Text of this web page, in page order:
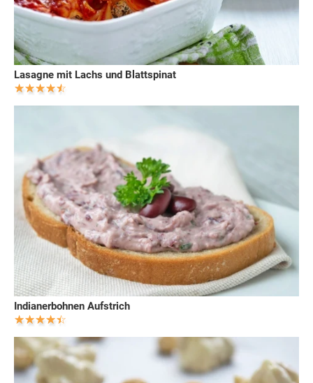
Lasagne mit Lachs und Blattspinat
Indianerbohnen Aufstrich